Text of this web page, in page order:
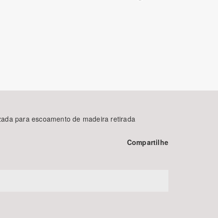
para escoamento de madeira retirada
Compartilhe